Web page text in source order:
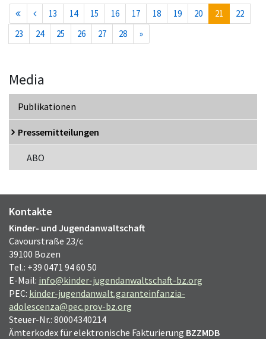
13 14 15 16 17 18 19 20 21 (current)
22
23
24 25 26 27 28 »
Media
Publikationen
Pressemitteilungen
ABO
Kontakte
Kinder- und Jugendanwaltschaft
Cavourstraße 23/c
39100 Bozen
Tel.: +39 0471 94 60 50
E-Mail: info@kinder-jugendanwaltschaft-bz.org
PEC: kinder-jugendanwalt.garanteinfanzia-
adolescenza@pec.prov-bz.org
Steuer-Nr.: 80004340214
Ämterkodex für elektronische Fakturierung BZZMDB